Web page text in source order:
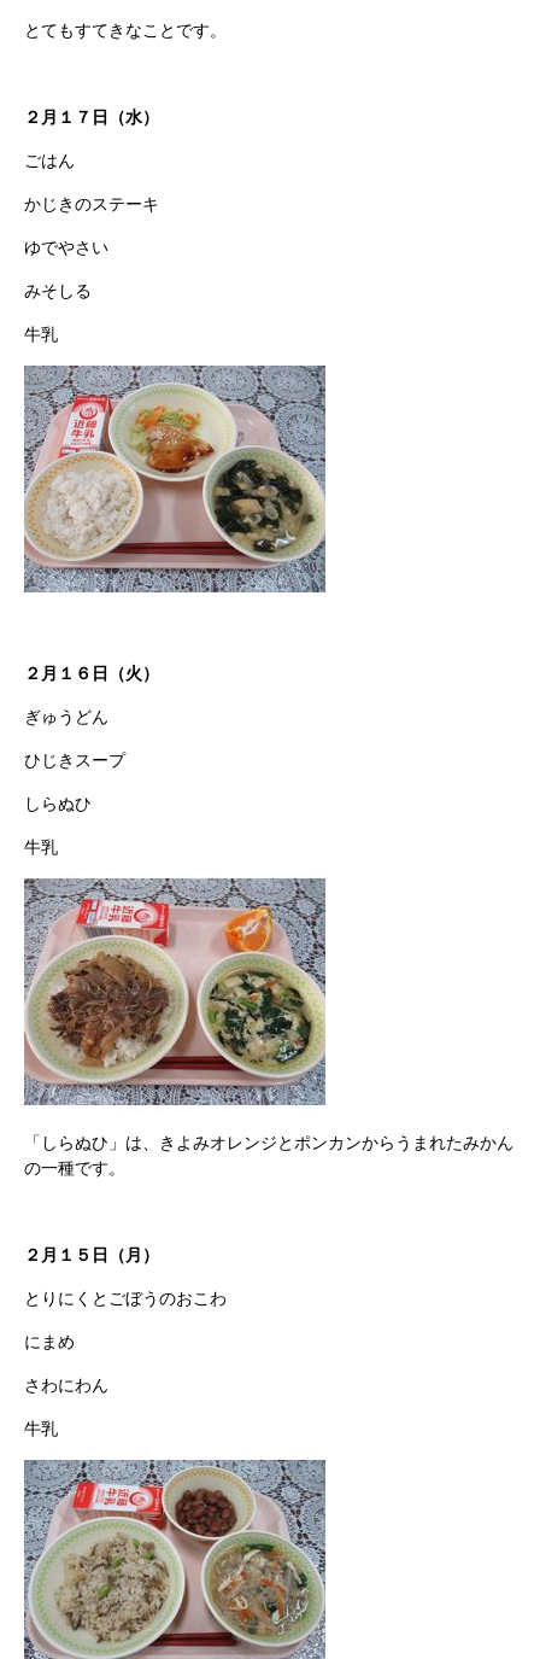
とてもすてきなことです。
２月１７日（水）
ごはん
かじきのステーキ
ゆでやさい
みそしる
牛乳
２月１６日（火）
ぎゅうどん
ひじきスープ
しらぬひ
牛乳
「しらぬひ」は、きよみオレンジとポンカンからうまれたみかん
の一種です。
２月１５日（月）
とりにくとごぼうのおこわ
にまめ
さわにわん
牛乳